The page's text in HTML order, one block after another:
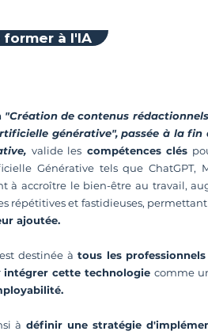
former à l'IA
"Création de contenus
générative", passée à la
valide les compétences clés
Générative tels que ChatGPT,
à accroître le bien-être au travail,
répétitives et fastidieuses,
ajoutée.
destinée à tous les
intégrer cette technologie comme
à définir une stratégie